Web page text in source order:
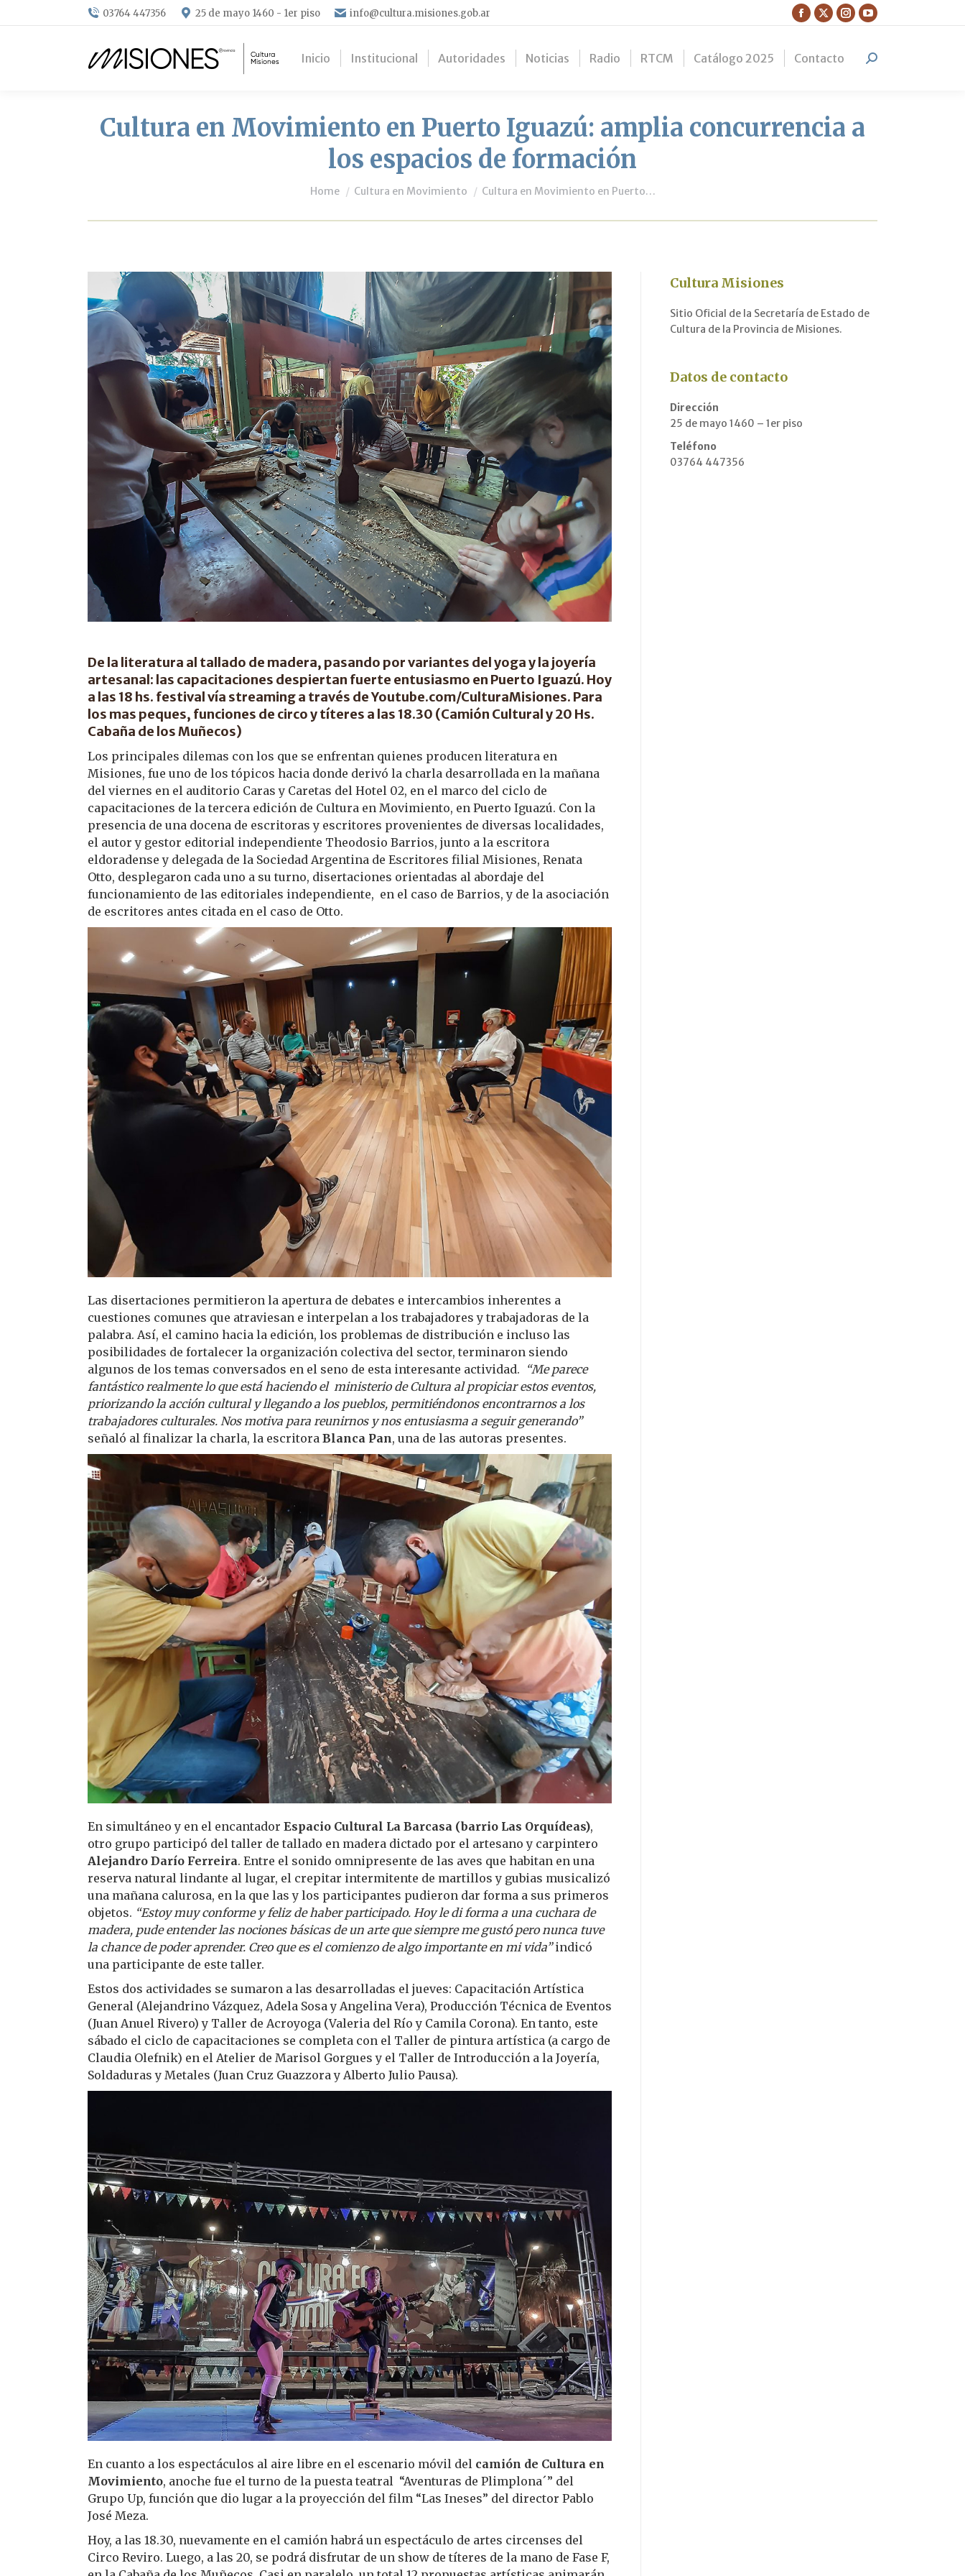
03764 447356 25 de mayo 1460 - 1er piso info@cultura.misiones.gob.ar
Facebook
opens
window
X
opens
window
Instagram
opens
YouTube
opens
Inicio Institucional Autoridades Noticias Radio RTCM Catálogo 2025 Contacto Search:
Cultura en Movimiento en Puerto Iguazú: amplia concurrencia a
los espacios de formación
You are here:
Home Cultura en Movimiento Cultura en Movimiento en Puerto…
De la literatura al tallado de madera, pasando por variantes del yoga y la joyería
artesanal: las capacitaciones despiertan fuerte entusiasmo en Puerto Iguazú. Hoy
a las 18 hs. festival vía streaming a través de Youtube.com/CulturaMisiones. Para
los mas peques, funciones de circo y títeres a las 18.30 (Camión Cultural y 20 Hs.
Cabaña de los Muñecos)
Los principales dilemas con los que se enfrentan quienes producen literatura en
Misiones, fue uno de los tópicos hacia donde derivó la charla desarrollada en la mañana
del viernes en el auditorio Caras y Caretas del Hotel 02, en el marco del ciclo de
capacitaciones de la tercera edición de Cultura en Movimiento, en Puerto Iguazú. Con la
presencia de una docena de escritoras y escritores provenientes de diversas localidades,
el autor y gestor editorial independiente Theodosio Barrios, junto a la escritora
eldoradense y delegada de la Sociedad Argentina de Escritores filial Misiones, Renata
Otto, desplegaron cada uno a su turno, disertaciones orientadas al abordaje del
funcionamiento de las editoriales independiente, en el caso de Barrios, y de la asociación
de escritores antes citada en el caso de Otto.
Las disertaciones permitieron la apertura de debates e intercambios inherentes a
cuestiones comunes que atraviesan e interpelan a los trabajadores y trabajadoras de la
palabra. Así, el camino hacia la edición, los problemas de distribución e incluso las
posibilidades de fortalecer la organización colectiva del sector, terminaron siendo
algunos de los temas conversados en el seno de esta interesante actividad. “Me parece
fantástico realmente lo que está haciendo el ministerio de Cultura al propiciar estos eventos,
priorizando la acción cultural y llegando a los pueblos, permitiéndonos encontrarnos a los
trabajadores culturales. Nos motiva para reunirnos y nos entusiasma a seguir generando”
señaló al finalizar la charla, la escritora Blanca Pan, una de las autoras presentes.
En simultáneo y en el encantador Espacio Cultural La Barcasa (barrio Las Orquídeas),
otro grupo participó del taller de tallado en madera dictado por el artesano y carpintero
Alejandro Darío Ferreira. Entre el sonido omnipresente de las aves que habitan en una
reserva natural lindante al lugar, el crepitar intermitente de martillos y gubias musicalizó
una mañana calurosa, en la que las y los participantes pudieron dar forma a sus primeros
objetos. “Estoy muy conforme y feliz de haber participado. Hoy le di forma a una cuchara de
madera, pude entender las nociones básicas de un arte que siempre me gustó pero nunca tuve
la chance de poder aprender. Creo que es el comienzo de algo importante en mi vida”indicó
una participante de este taller.
Estos dos actividades se sumaron a las desarrolladas el jueves: Capacitación Artística
General (Alejandrino Vázquez, Adela Sosa y Angelina Vera), Producción Técnica de Eventos
(Juan Anuel Rivero) y Taller de Acroyoga (Valeria del Río y Camila Corona). En tanto, este
sábado el ciclo de capacitaciones se completa con el Taller de pintura artística (a cargo de
Claudia Olefnik) en el Atelier de Marisol Gorgues y el Taller de Introducción a la Joyería,
Soldaduras y Metales (Juan Cruz Guazzora y Alberto Julio Pausa).
En cuanto a los espectáculos al aire libre en el escenario móvil del camión de Cultura en
Movimiento, anoche fue el turno de la puesta teatral “Aventuras de Plimplona´” del
Grupo Up, función que dio lugar a la proyección del film “Las Ineses” del director Pablo
José Meza.
Hoy, a las 18.30, nuevamente en el camión habrá un espectáculo de artes circenses del
Circo Reviro. Luego, a las 20, se podrá disfrutar de un show de títeres de la mano de Fase F,
Cultura Misiones
Sitio Oficial de la Secretaría de Estado de
Cultura de la Provincia de Misiones.
Datos de contacto
Dirección
25 de mayo 1460 – 1er piso
Teléfono
03764 447356